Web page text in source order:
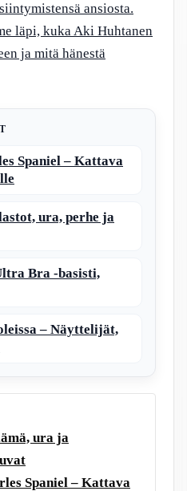
ansiosta.
läpi, kuka Aki Huhtanen
ja mitä hänestä
Spaniel – Kattava
ura, perhe ja
Bra -basisti,
– Näyttelijät,
ura ja
Spaniel – Kattava